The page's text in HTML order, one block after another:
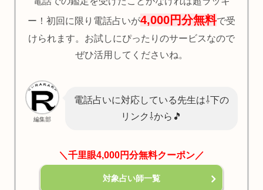
ー！初回に限り電話占いが4,000円分無料で受
けられます。お試しにぴったりのサービスなので
ぜひ活用してくださいね。
編集部
電話占いに対応している先生は⇩下の
リンク⇩から🎵
＼千里眼4,000円分無料クーポン／
対象占い師一覧